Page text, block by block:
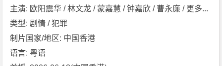
法
主演: 欧阳震华 / 林文龙 / 蒙嘉慧 / 钟嘉欣 / 曹永廉 / 更多...
类型: 剧情 / 犯罪
制片国家/地区: 中国香港
语言: 粤语